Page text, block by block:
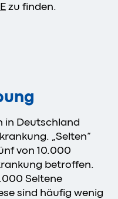
zu finden.
in Deutschland
„Selten“
von 10.000
betroffen.
Seltene
sind häufig wenig